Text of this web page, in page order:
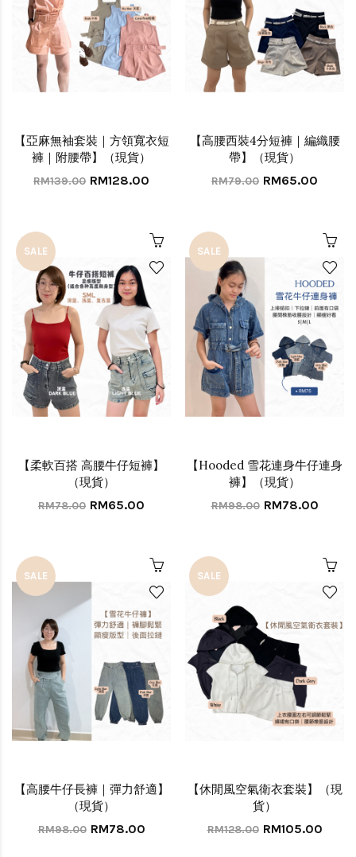
【亞麻無袖套裝｜方領寬衣短
褲｜附腰帶】（現貨）
RM139.00 RM128.00
【高腰西裝4分短褲｜編織腰
帶】（現貨）
RM79.00 RM65.00
SALE
【柔軟百搭 高腰牛仔短褲】
（現貨）
RM78.00 RM65.00
SALE
【Hooded 雪花連身牛仔連身
褲】（現貨）
RM98.00 RM78.00
SALE
【高腰牛仔長褲｜彈力舒適】
（現貨）
RM98.00 RM78.00
SALE
【休閒風空氣衛衣套裝】（現
貨）
RM128.00 RM105.00